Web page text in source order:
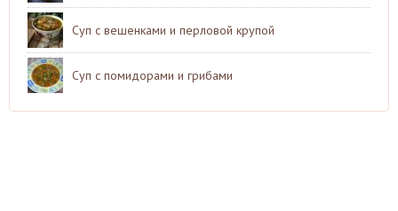
Суп с вешенками и перловой крупой
Суп с помидорами и грибами